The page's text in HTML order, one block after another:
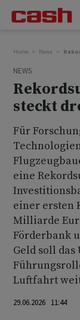
Home News
NEWS
steckt
Für
eine
einer ersten
Milliarde
Förderbank
Geld soll
Luftfahrt
29.06.2026 11:44